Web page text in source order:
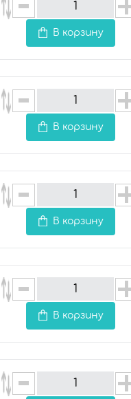
В корзину
В корзину
В корзину
В корзину